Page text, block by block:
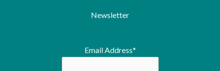
Newsletter
Email Address*